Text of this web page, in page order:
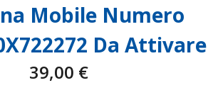
Mobile Numero
Da Attivare
39,00 €